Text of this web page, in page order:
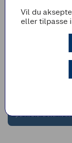
Coop henter
på vil bidra sterkt til
Vil du
eller tilpasse